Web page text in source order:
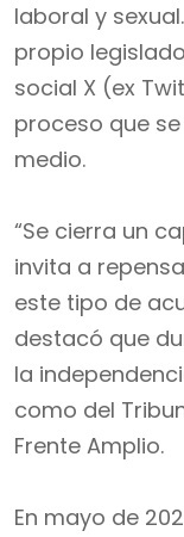
laboral y
propio
social X (ex
proceso que
medio.
“Se cierra un
invita a
este tipo de
destacó que
la
como del
Frente Amplio.
En mayo de